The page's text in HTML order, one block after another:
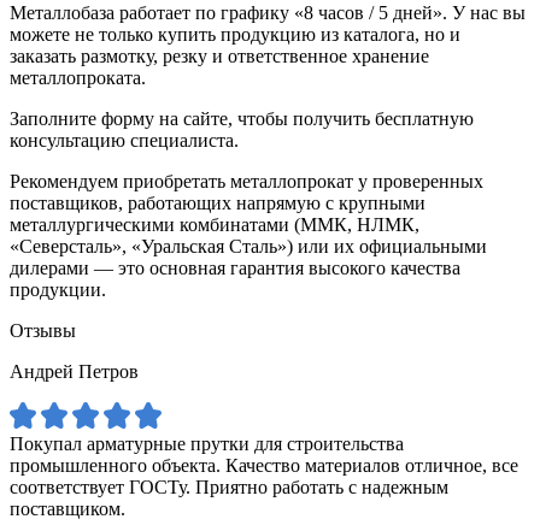
Металлобаза работает по графику «8 часов / 5 дней». У нас вы
можете не только купить продукцию из каталога, но и
заказать размотку, резку и ответственное хранение
металлопроката.
Заполните форму на сайте, чтобы получить бесплатную
консультацию специалиста.
Рекомендуем приобретать металлопрокат у проверенных
поставщиков, работающих напрямую с крупными
металлургическими комбинатами (ММК, НЛМК,
«Северсталь», «Уральская Сталь») или их официальными
дилерами — это основная гарантия высокого качества
продукции.
Отзывы
Андрей Петров
Покупал арматурные прутки для строительства
промышленного объекта. Качество материалов отличное, все
соответствует ГОСТу. Приятно работать с надежным
поставщиком.